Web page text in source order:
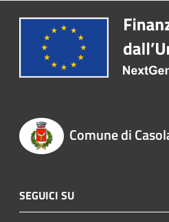
Comune di
SEGUICI SU